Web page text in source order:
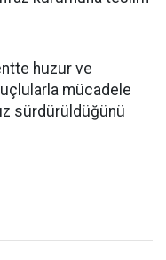
huzur ve
mücadele
sürdürüldüğünü